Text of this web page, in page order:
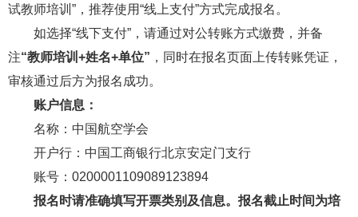
试教师培训”，推荐使用“线上支付”方式完成报名。
如选择“线下支付”，请通过对公转账方式缴费，并备
注“教师培训+姓名+单位” ，同时在报名页面上传转账凭证，
审核通过后方为报名成功。
账户信息：
名称：中国航空学会
开户行：中国工商银行北京安定门支行
账号：0200001109089123894
报名时请准确填写开票类别及信息。报名截止时间为培